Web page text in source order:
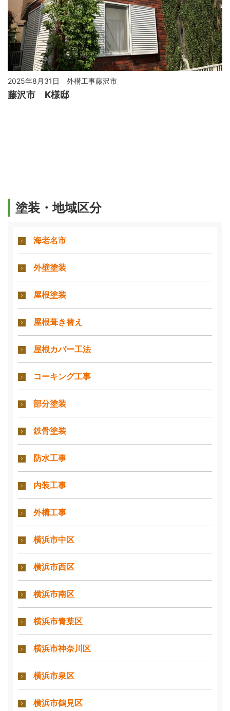
塗装・地域区分
海老名市
外壁塗装
屋根塗装
屋根葺き替え
屋根カバー工法
コーキング工事
部分塗装
鉄骨塗装
防水工事
内装工事
外構工事
横浜市中区
横浜市西区
横浜市南区
横浜市青葉区
横浜市神奈川区
横浜市泉区
横浜市鶴見区
2025年8月31日 外構工事藤沢市
藤沢市 K様邸